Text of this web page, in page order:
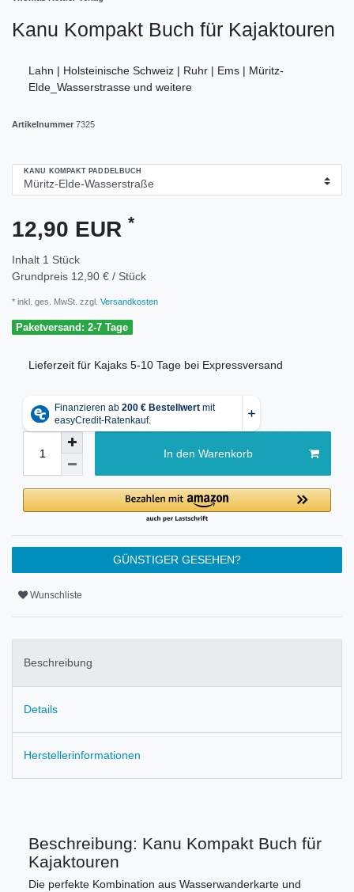
Kanu Kompakt Buch für Kajaktouren
Lahn | Holsteinische Schweiz | Ruhr | Ems | Müritz-
Elde_Wasserstrasse und weitere
Artikelnummer 7325
KANU KOMPAKT PADDELBUCH
12,90 EUR *
Inhalt 1 Stück
Grundpreis 12,90 € / Stück
* inkl. ges. MwSt. zzgl. Versandkosten
Paketversand: 2-7 Tage
Lieferzeit für Kajaks 5-10 Tage bei Expressversand
In den Warenkorb
GÜNSTIGER GESEHEN?
Wunschliste
Beschreibung
Details
Herstellerinformationen
Beschreibung: Kanu Kompakt Buch für
Kajaktouren
Die perfekte Kombination aus Wasserwanderkarte und